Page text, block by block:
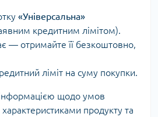
«Універсальна»
кредитним лімітом).
— отримайте її безкоштовно,
ліміт на суму покупки.
щодо умов
продукту та